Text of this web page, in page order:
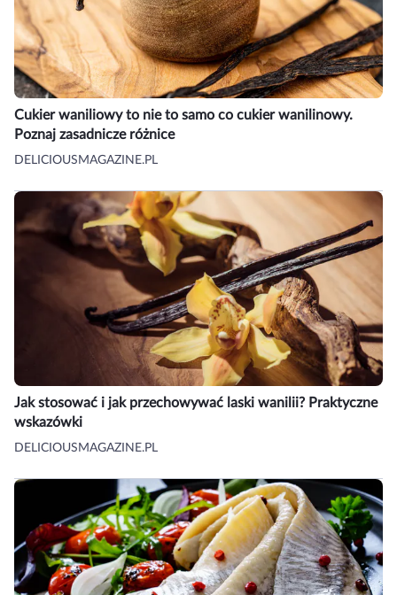
Cukier waniliowy to nie to samo co cukier wanilinowy.
Poznaj zasadnicze różnice
DELICIOUSMAGAZINE.PL
Jak stosować i jak przechowywać laski wanilii? Praktyczne
wskazówki
DELICIOUSMAGAZINE.PL